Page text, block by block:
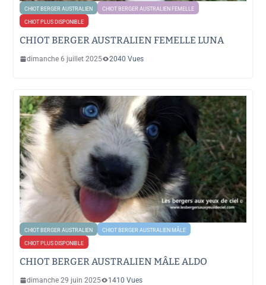
CHIOT BERGER AUSTRALIEN CHIOT BERGER AUSTRALIEN FEMELLE
CHIOT PLUS DISPONIBLE
CHIOT BERGER AUSTRALIEN FEMELLE LUNA
dimanche 6 juillet 2025 2040 Vues
CHIOT BERGER AUSTRALIEN CHIOT BERGER AUSTRALIEN MÂLE
CHIOT PLUS DISPONIBLE
CHIOT BERGER AUSTRALIEN MÂLE ALDO
dimanche 29 juin 2025 1410 Vues